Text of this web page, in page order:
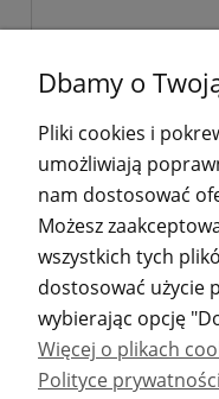
Dbamy o
Pliki cookies i
umożliwiają
nam dostosować
Możesz
wszystkich tych
dostosować użycie
wybierając opcję
Więcej o plikach
Polityce